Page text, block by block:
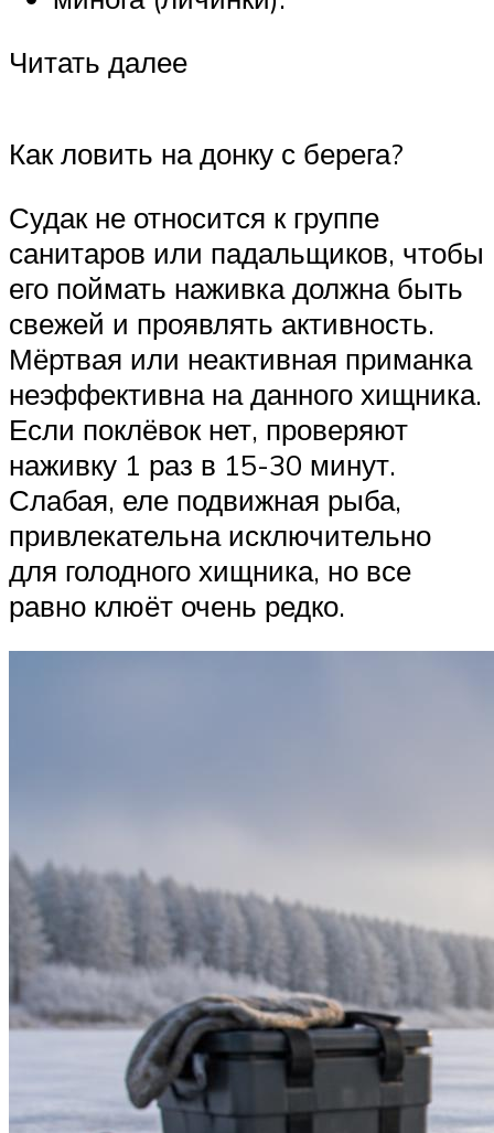
Читать далее
Как ловить на донку с берега?
Судак не относится к группе
санитаров или падальщиков, чтобы
его поймать наживка должна быть
свежей и проявлять активность.
Мёртвая или неактивная приманка
неэффективна на данного хищника.
Если поклёвок нет, проверяют
наживку 1 раз в 15-30 минут.
Слабая, еле подвижная рыба,
привлекательна исключительно
для голодного хищника, но все
равно клюёт очень редко.